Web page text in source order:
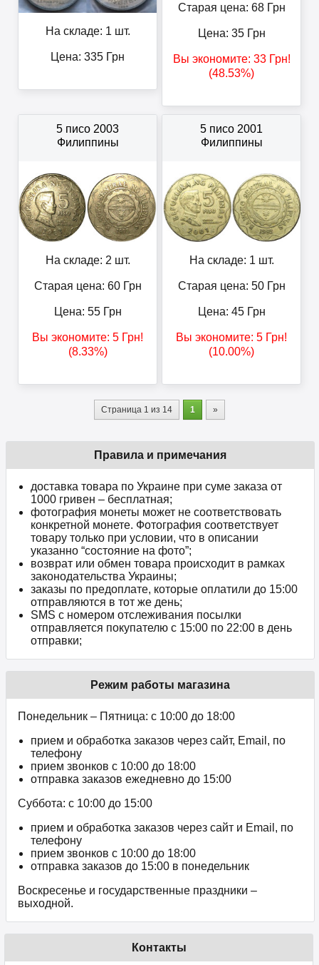
На складе: 1 шт.
Цена: 335 Грн
Старая цена: 68Грн
Цена: 35Грн
Вы экономите: 33Грн!
(48.53%)
5 писо 2003
Филиппины
На складе: 2 шт.
Старая цена: 60Грн
Цена: 55Грн
Вы экономите: 5 Грн!
(8.33%)
5 писо 2001
Филиппины
На складе: 1 шт.
Старая цена: 50Грн
Цена: 45Грн
Вы экономите: 5 Грн!
(10.00%)
Страница 1 из 14 1 »
Правила и примечания
доставка товара по Украине при суме заказа от
1000 гривен – бесплатная;
фотография монеты может не соответствовать
конкретной монете. Фотография соответствует
товару только при условии, что в описании
указанно “состояние на фото”;
возврат или обмен товара происходит в рамках
законодательства Украины;
заказы по предоплате, которые оплатили до 15:00
отправляются в тот же день;
SMS с номером отслеживания посылки
отправляется покупателю с 15:00 по 22:00 в день
отправки;
Режим работы магазина
Понедельник – Пятница: с 10:00 до 18:00
прием и обработка заказов через сайт, Email, по
телефону
прием звонков c 10:00 до 18:00
отправка заказов ежедневно до 15:00
Суббота: с 10:00 до 15:00
прием и обработка заказов через сайт и Email, по
телефону
прием звонков c 10:00 до 18:00
отправка заказов до 15:00 в понедельник
Воскресенье и государственные праздники –
выходной.
Контакты